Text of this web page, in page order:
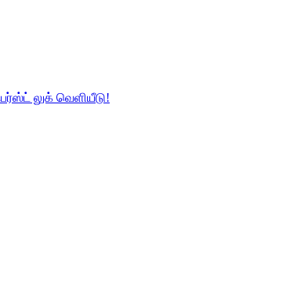
லுக் வெளியீடு!